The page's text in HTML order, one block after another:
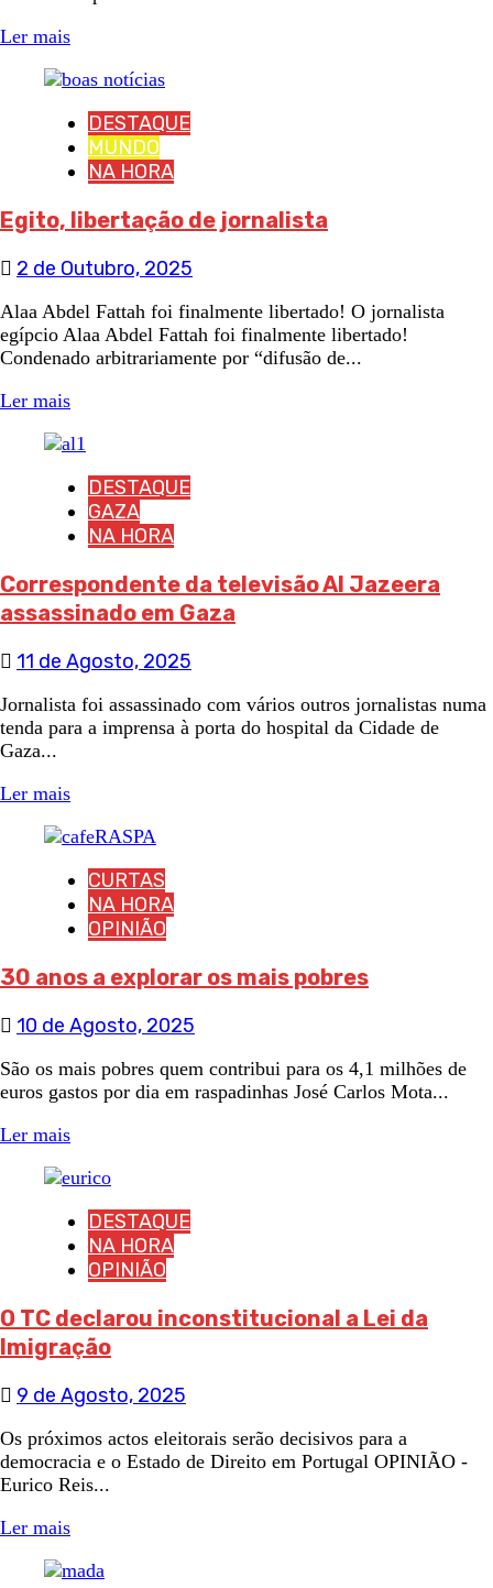
Ler mais
DESTAQUE
MUNDO
NA HORA
Egito, libertação de jornalista
2 de Outubro, 2025
Alaa Abdel Fattah foi finalmente libertado! O jornalista
egípcio Alaa Abdel Fattah foi finalmente libertado!
Condenado arbitrariamente por “difusão de...
Ler mais
DESTAQUE
GAZA
NA HORA
Correspondente da televisão Al Jazeera
assassinado em Gaza
11 de Agosto, 2025
Jornalista foi assassinado com vários outros jornalistas numa
tenda para a imprensa à porta do hospital da Cidade de
Gaza...
Ler mais
CURTAS
NA HORA
OPINIÃO
30 anos a explorar os mais pobres
10 de Agosto, 2025
São os mais pobres quem contribui para os 4,1 milhões de
euros gastos por dia em raspadinhas José Carlos Mota...
Ler mais
DESTAQUE
NA HORA
OPINIÃO
O TC declarou inconstitucional a Lei da
Imigração
9 de Agosto, 2025
Os próximos actos eleitorais serão decisivos para a
democracia e o Estado de Direito em Portugal OPINIÃO -
Eurico Reis...
Ler mais